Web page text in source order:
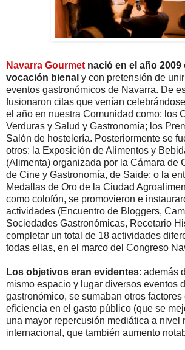
Navarra Gourmetnació en el año 2009
vocación bienal y con pretensión de
eventos gastronómicos de Navarra. De
fusionaron citas que venían
el año en nuestra Comunidad como: los
Verduras y Salud y Gastronomía; los
Salón de hostelería. Posteriormente se
otros: la Exposición de Alimentos y
(Alimenta) organizada por la Cámara de
de Cine y Gastronomía, de Saide; o la
Medallas de Oro de la Ciudad
como colofón, se promovieron e
actividades (Encuentro de Bloggers,
Sociedades Gastronómicas, Recetario
completar un total de 18 actividades
todas ellas, en el marco del Congreso
Los objetivos eran evidentes: además
mismo espacio y lugar diversos eventos
gastronómico, se sumaban otros
eficiencia en el gasto público (que se
una mayor repercusión mediática a nivel
internacional, que también aumento